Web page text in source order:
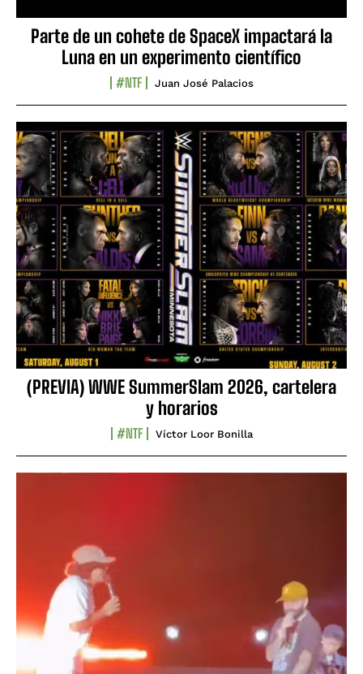
Parte de un cohete de SpaceX impactará la
Luna en un experimento científico
#NTF Juan José Palacios
(PREVIA) WWE SummerSlam 2026, cartelera
y horarios
#NTF Víctor Loor Bonilla